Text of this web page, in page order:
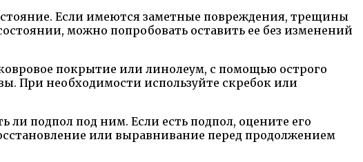
Если имеются заметные повреждения, трещины
можно попробовать оставить ее без изменений
покрытие или линолеум, с помощью острого
При необходимости используйте скребок или
ли подпол под ним. Если есть подпол, оцените его
или выравнивание перед продолжением